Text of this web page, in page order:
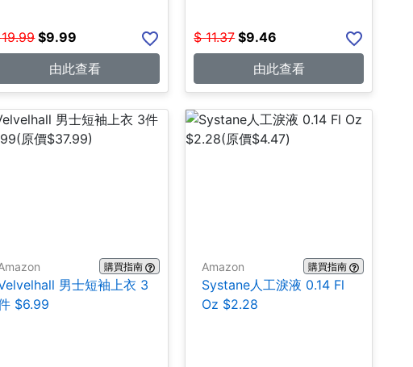
19.99 $9.99
由此查看
$ 11.37 $9.46
由此查看
購買指南
男士短袖上衣 3
$6.99
Amazon 購買指南
Systane人工淚液 0.14 Fl
Oz $2.28